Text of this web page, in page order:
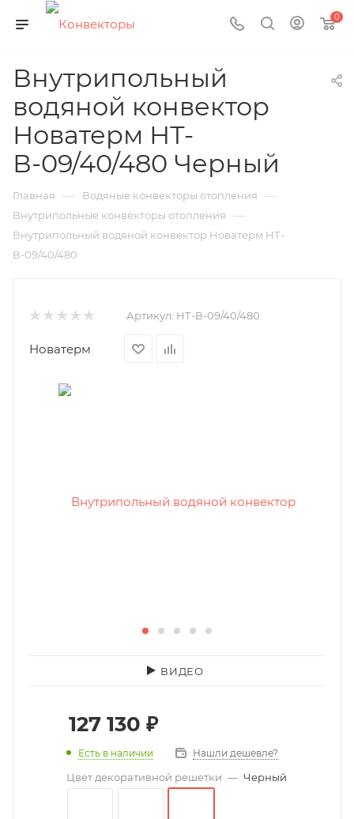
0
Внутрипольный
водяной конвектор
Новатерм НТ-
В-09/40/480 Черный
Главная — Водяные конвекторы отопления —
Внутрипольные конвекторы отопления —
Внутрипольный водяной конвектор Новатерм НТ-
В-09/40/480
Артикул: НТ-В-09/40/480
Новатерм
ВИДЕО
127 130 ₽
Есть в наличии Нашли дешевле?
Цвет декоративной решетки — Черный